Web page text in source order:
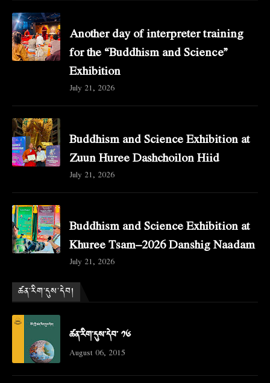
Another day of interpreter training
for the “Buddhism and Science”
Exhibition
July 21, 2026
Buddhism and Science Exhibition at
Zuun Huree Dashchoilon Hiid
July 21, 2026
Buddhism and Science Exhibition at
Khuree Tsam–2026 Danshig Naadam
July 21, 2026
ཚན་རིག་དུས་དེབ།
ཚན་རིག་དུས་དེབ་ ༡༦
August 06, 2015